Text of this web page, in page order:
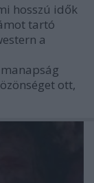
hosszú idők
tartó
a
ott,